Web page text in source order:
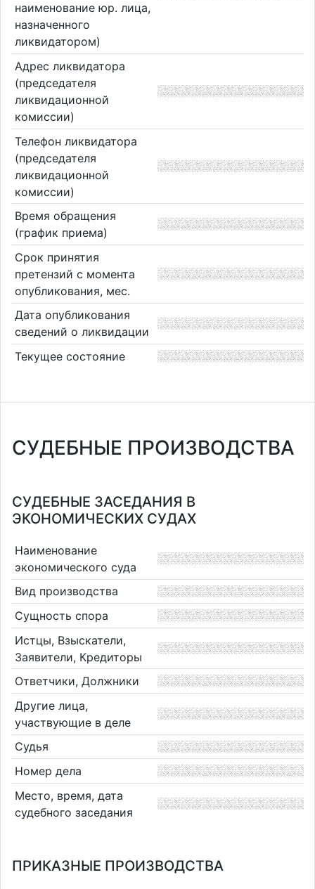
наименование юр. лица,
назначенного
ликвидатором)
Адрес ликвидатора
(председателя
ликвидационной
комиссии)
Телефон ликвидатора
(председателя
ликвидационной
комиссии)
Время обращения
(график приема)
Срок принятия
претензий с момента
опубликования, мес.
Дата опубликования
сведений о ликвидации
Текущее состояние
СУДЕБНЫЕ ПРОИЗВОДСТВА
СУДЕБНЫЕ ЗАСЕДАНИЯ В
ЭКОНОМИЧЕСКИХ СУДАХ
Наименование
экономического суда
Вид производства
Сущность спора
Истцы, Взыскатели,
Заявители, Кредиторы
Ответчики, Должники
Другие лица,
участвующие в деле
Судья
Номер дела
Место, время, дата
судебного заседания
ПРИКАЗНЫЕ ПРОИЗВОДСТВА